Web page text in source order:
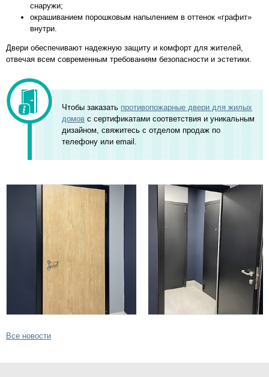
снаружи;
окрашиванием порошковым напылением в оттенок «графит»
внутри.
Двери обеспечивают надежную защиту и комфорт для жителей,
отвечая всем современным требованиям безопасности и эстетики.
Чтобы заказать противопожарные двери для жилых
домов с сертификатами соответствия и уникальным
дизайном, свяжитесь с отделом продаж по
телефону или email.
Все новости